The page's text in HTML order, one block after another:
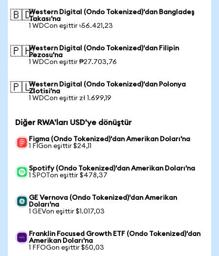
🇧🇩Western Digital (Ondo Tokenized)'dan Bangladeş
Takası'na
1 WDCon eşittir ৳56.421,23
🇵🇭Western Digital (Ondo Tokenized)'dan Filipin
Pezosu'na
1 WDCon eşittir ₱27.703,76
🇵🇱Western Digital (Ondo Tokenized)'dan Polonya
Zlotisi'na
1 WDCon eşittir zł 1.699,19
Diğer RWA'ları USD'ye dönüştür
Figma (Ondo Tokenized)'dan Amerikan Doları'na
1 FIGon eşittir $24,11
Spotify (Ondo Tokenized)'dan Amerikan Doları'na
1 SPOTon eşittir $478,37
GE Vernova (Ondo Tokenized)'dan Amerikan
Doları'na
1 GEVon eşittir $1.017,03
Franklin Focused Growth ETF (Ondo Tokenized)'dan
Amerikan Doları'na
1 FFOGon eşittir $50,03